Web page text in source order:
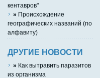
кентавров"
» Происхождение
географических названий (по
алфавиту)
ДРУГИЕ НОВОСТИ
» Как вытравить паразитов
из организма